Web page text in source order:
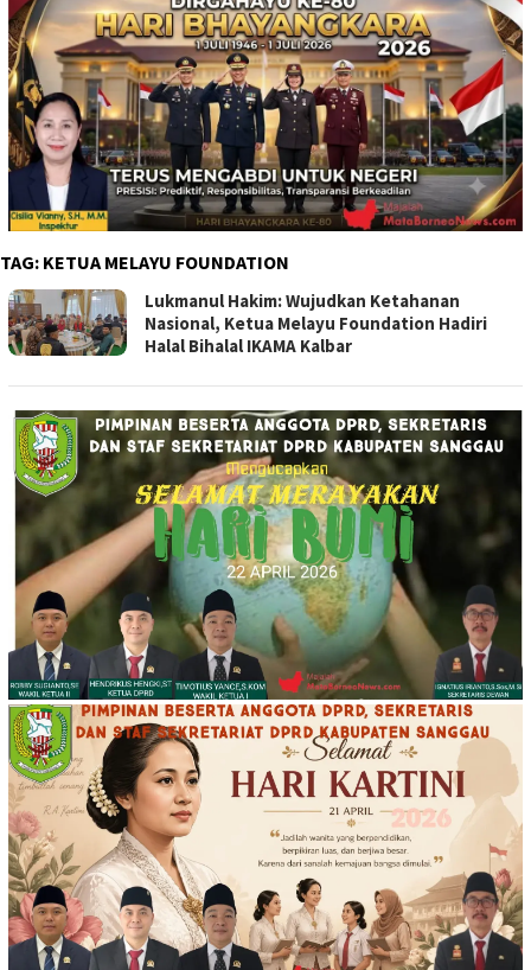
TAG: KETUA MELAYU FOUNDATION
Lukmanul Hakim: Wujudkan Ketahanan
Nasional, Ketua Melayu Foundation Hadiri
Halal Bihalal IKAMA Kalbar